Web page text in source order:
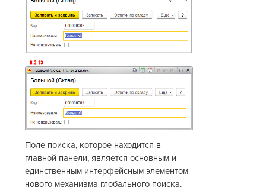
Поле поиска, которое находится в
главной панели, является основным и
единственным интерфейсным элементом
нового механизма глобального поиска.